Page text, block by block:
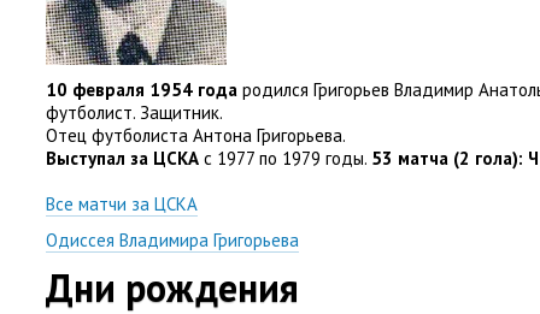
10 февраля 1954 года родился Григорьев Владимир
футболист. Защитник.
Отец футболиста Антона Григорьева.
Выступал за ЦСКА с 1977 по 1979 годы. 53 матча (2 гола):
Все матчи за ЦСКА
Одиссея Владимира Григорьева
Дни рождения